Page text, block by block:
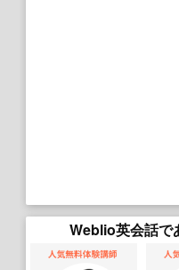
Weblio英会話で